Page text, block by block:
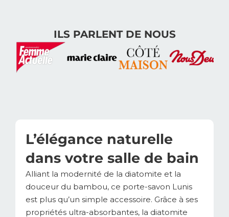
ILS PARLENT DE NOUS
L’élégance naturelle
dans votre salle de bain
Alliant la modernité de la diatomite et la
douceur du bambou, ce porte-savon Lunis
est plus qu’un simple accessoire. Grâce à ses
propriétés ultra-absorbantes, la diatomite